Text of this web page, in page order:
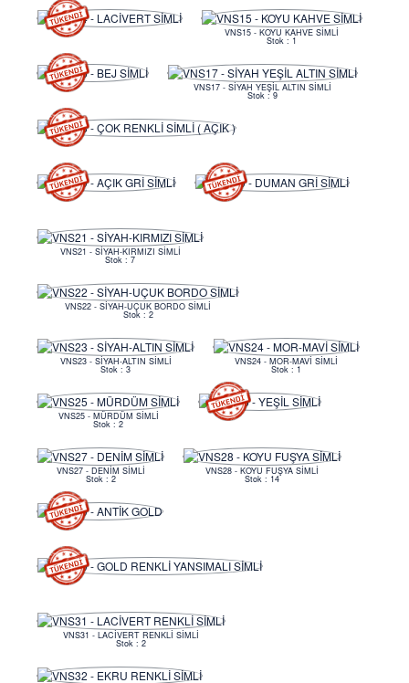
VNS15 - KOYU KAHVE SİMLİ
Stok : 1
VNS17 - SİYAH YEŞİL ALTIN SİMLİ
Stok : 9
VNS21 - SİYAH-KIRMIZI SİMLİ
Stok : 7
VNS22 - SİYAH-UÇUK BORDO SİMLİ
Stok : 2
VNS23 - SİYAH-ALTIN SİMLİ
Stok : 3
VNS24 - MOR-MAVİ SİMLİ
Stok : 1
VNS25 - MÜRDÜM SİMLİ
Stok : 2
VNS27 - DENİM SİMLİ
Stok : 2
VNS28 - KOYU FUŞYA SİMLİ
Stok : 14
VNS31 - LACİVERT RENKLİ SİMLİ
Stok : 2